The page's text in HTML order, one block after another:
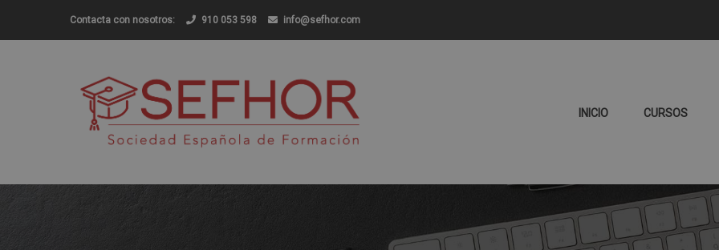
Contacta con nosotros: 910 053 598 info@sefhor.com
INICIO CURSOS